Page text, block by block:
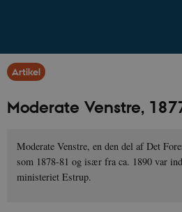
Artikel
Moderate Venstre,
Moderate Venstre, en den del af Det
som 1878-81 og især fra ca. 1890 var
ministeriet Estrup.